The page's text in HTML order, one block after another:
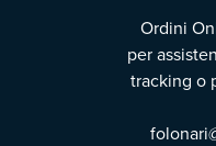
Ordini
per
tracking o